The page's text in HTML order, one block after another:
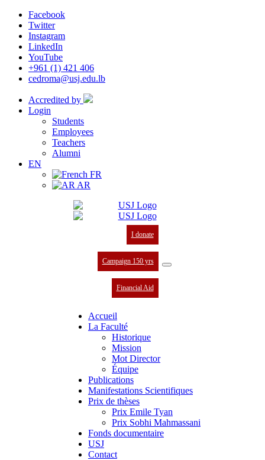
Facebook
Twitter
Instagram
LinkedIn
YouTube
+961 (1) 421 406
cedroma@usj.edu.lb
Accredited by
Login
Students
Employees
Teachers
Alumni
EN
FR
AR
I donate
Campaign 150 yrs
Financial Aid
Accueil
La Faculté
Historique
Mission
Mot Director
Équipe
Publications
Manifestations Scientifiques
Prix de thèses
Prix Emile Tyan
Prix Sobhi Mahmassani
Fonds documentaire
USJ
Contact